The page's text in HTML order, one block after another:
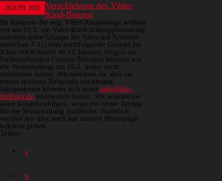
28JUNI, 2021
Verschiebung des Väter-
Kind-Boxens
Im Rahmen der sog. Väter-Aktionstage wollten
wir am 16.5. ein Vater-Kind-Schnuppertraining
anbieten (eine Gruppe für Väter mit Kindern
zwischen 7-11; eine nachfolgende Gruppe für
Väter mit Kindern ab 12 Jahren). Wegen der
fortbestehenden Corona-Situation können wir
die Veranstaltung am 16.5. leider nicht
stattfinden lassen. Wir möchten sie aber zu
einem späteren Zeitpunkt nachholen!
Interessenten können sich unter info@bsv-
freiburg.de vormerken lassen. Wir werden sie
dann benachrichtigen, wenn ein neuer Termin
für die Veranstaltung stattfindet. Natürlich
werden wir dies auch auf unserer Homepage
bekannt geben.
Teilen: